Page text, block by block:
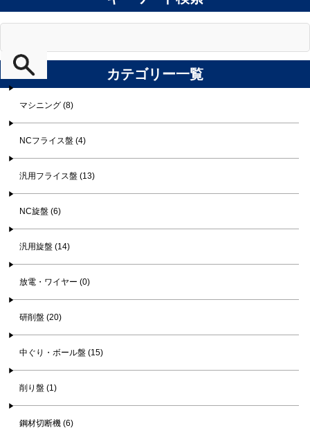
カテゴリー一覧
マシニング (8)
NCフライス盤 (4)
汎用フライス盤 (13)
NC旋盤 (6)
汎用旋盤 (14)
放電・ワイヤー (0)
研削盤 (20)
中ぐり・ボール盤 (15)
削り盤 (1)
鋼材切断機 (6)